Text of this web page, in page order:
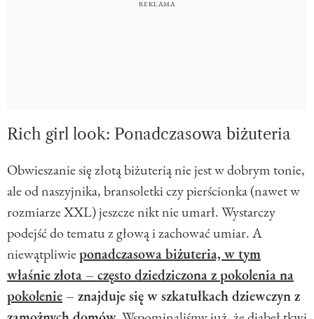
Rich girl look: Ponadczasowa biżuteria
Obwieszanie się złotą biżuterią nie jest w dobrym tonie,
ale od naszyjnika, bransoletki czy pierścionka (nawet w
rozmiarze XXL) jeszcze nikt nie umarł. Wystarczy
podejść do tematu z głową i zachować umiar. A
niewątpliwieponadczasowa biżuteria, w tym
właśnie złota – często dziedziczona z pokolenia na
pokolenie – znajduje się w szkatułkach dziewczyn z